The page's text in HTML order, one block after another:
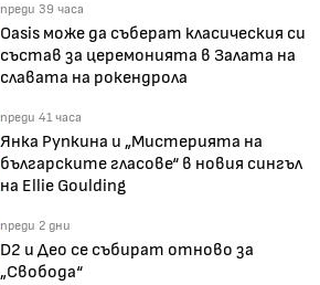
преди 39 часа
Oasis може да съберат класическия си
състав за церемонията в Залата на
славата на рокендрола
преди 41 часа
Янка Рупкина и „Мистерията на
българските гласове“ в новия сингъл
на Ellie Goulding
преди 2 дни
D2 и Део се събират отново за
„Свобода“